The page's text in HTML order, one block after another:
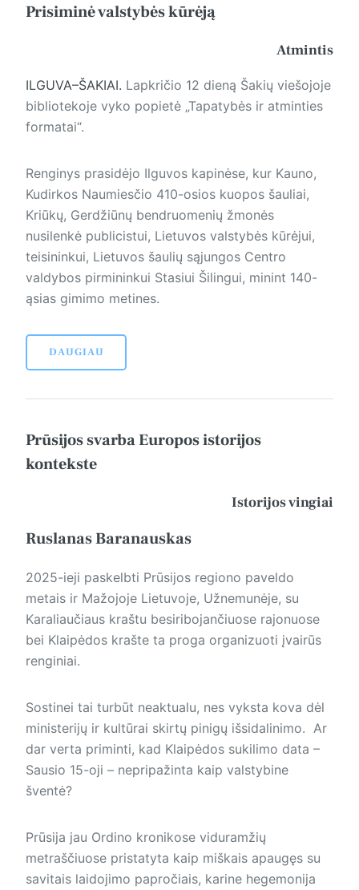
Prisiminė valstybės kūrėją
Atmintis
ILGUVA–ŠAKIAI. Lapkričio 12 dieną Šakių viešojoje
bibliotekoje vyko popietė „Tapatybės ir atminties
formatai“.
Renginys prasidėjo Ilguvos kapinėse, kur Kauno,
Kudirkos Naumiesčio 410-osios kuopos šauliai,
Kriūkų, Gerdžiūnų bendruomenių žmonės
nusilenkė publicistui, Lietuvos valstybės kūrėjui,
teisininkui, Lietuvos šaulių sąjungos Centro
valdybos pirmininkui Stasiui Šilingui, minint 140-
ąsias gimimo metines.
DAUGIAU
Prūsijos svarba Europos istorijos
kontekste
Istorijos vingiai
Ruslanas Baranauskas
2025-ieji paskelbti Prūsijos regiono paveldo
metais ir Mažojoje Lietuvoje, Užnemunėje, su
Karaliaučiaus kraštu besiribojančiuose rajonuose
bei Klaipėdos krašte ta proga organizuoti įvairūs
renginiai.
Sostinei tai turbūt neaktualu, nes vyksta kova dėl
ministerijų ir kultūrai skirtų pinigų išsidalinimo. Ar
dar verta priminti, kad Klaipėdos sukilimo data –
Sausio 15-oji – nepripažinta kaip valstybine
šventė?
Prūsija jau Ordino kronikose viduramžių
metraščiuose pristatyta kaip miškais apaugęs su
savitais laidojimo papročiais, karine hegemonija